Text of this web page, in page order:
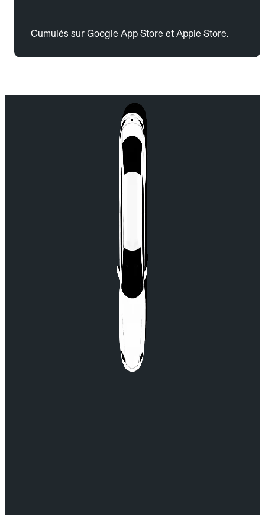
Cumulés sur Google App Store et Apple Store.